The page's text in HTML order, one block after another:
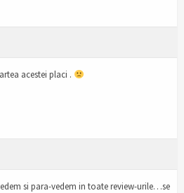
acestei placi .
si para-vedem in toate review-urile…se